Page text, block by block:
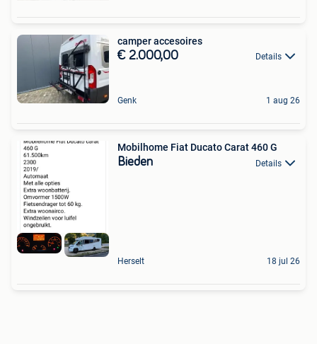
camper accesoires
€ 2.000,00 Details
Genk 1 aug 26
Mobilhome Fiat Ducato Carat 460 G
Bieden Details
Herselt 18 jul 26